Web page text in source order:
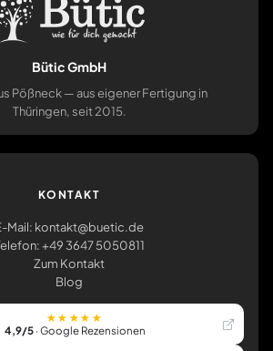
Bütic GmbH
Pößneck — aus eigener Fertigung in
Thüringen, seit 2015.
KONTAKT
Mail: kontakt@buetic.de
+49 3647 5050811
Zum Kontakt
Blog
★★★★★
4,9/5· Google Rezensionen